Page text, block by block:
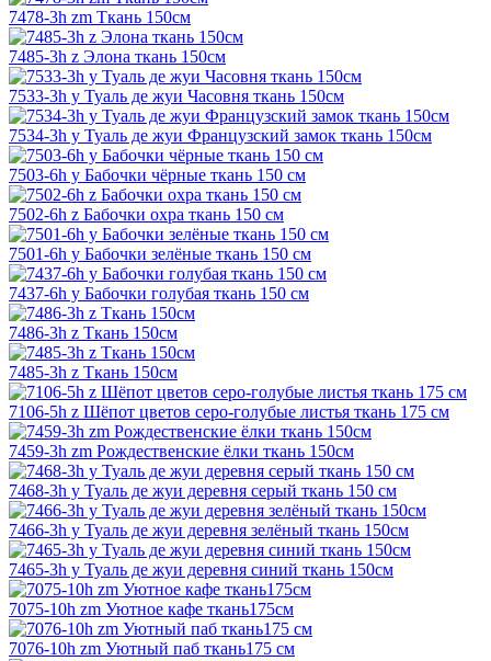
7478-3h zm Ткань 150см
7485-3h z Элона ткань 150см
7533-3h y Туаль де жуи Часовня ткань 150см
7534-3h y Туаль де жуи Французский замок ткань 150см
7503-6h y Бабочки чёрные ткань 150 см
7502-6h z Бабочки охра ткань 150 см
7501-6h y Бабочки зелёные ткань 150 см
7437-6h y Бабочки голубая ткань 150 см
7486-3h z Ткань 150см
7485-3h z Ткань 150см
7106-5h z Шёпот цветов серо-голубые листья ткань 175 см
7459-3h zm Рождественские ёлки ткань 150см
7468-3h y Туаль де жуи деревня серый ткань 150 см
7466-3h y Туаль де жуи деревня зелёный ткань 150см
7465-3h y Туаль де жуи деревня синий ткань 150см
7075-10h zm Уютное кафе ткань175см
7076-10h zm Уютный паб ткань175 см